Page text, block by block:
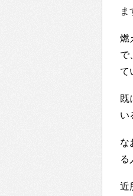
ま
燃
で
て
既
い
な
る
近